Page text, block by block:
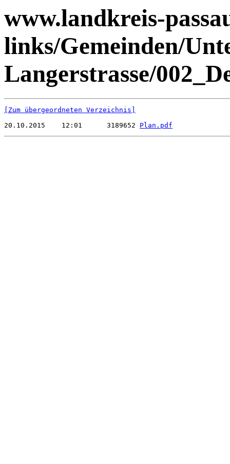
www.landkreis-
links/Gemeinden/
Langerstrasse/
[Zum übergeordneten Verzeichnis]
20.10.2015    12:01      3189652 Plan.pdf